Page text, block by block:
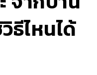
ธีไหนได้